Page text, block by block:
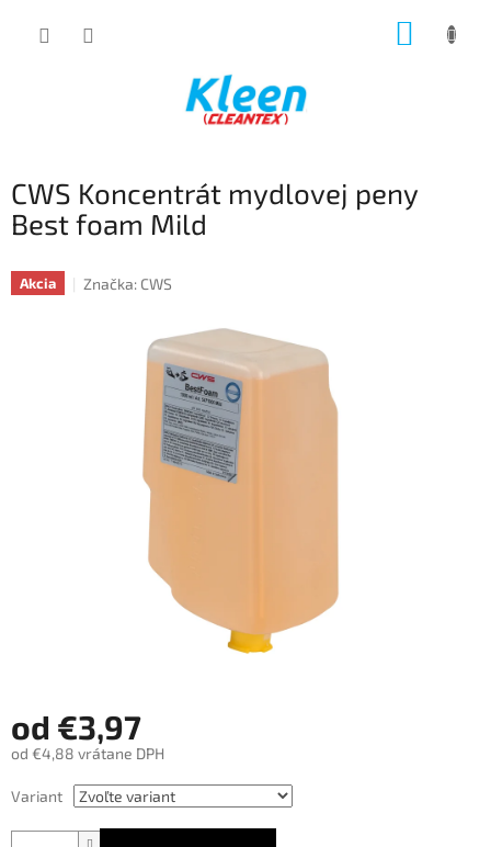
CWS Koncentrát mydlovej peny
Best foam Mild
Akcia Značka: CWS
od €3,97
od €4,88 vrátane DPH
Jednotková
cena:
Variant